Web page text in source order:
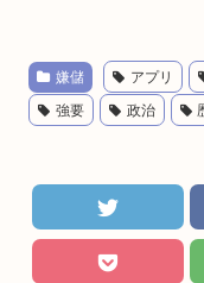
嫌儲 アプリ
強要 政治